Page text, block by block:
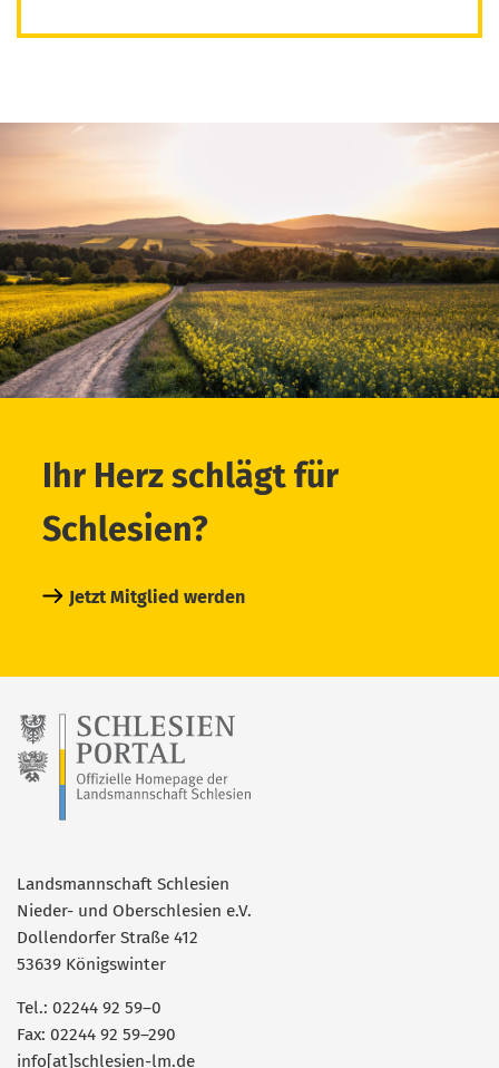
Ihr Herz schlägt für
Schlesien?
Jetzt Mitglied werden
Landsmannschaft Schlesien
Nieder- und Oberschlesien e.V.
Dollendorfer Straße 412
53639 Königswinter
Tel.: 02244 92 59–0
Fax: 02244 92 59–290
info[at]schlesien-lm.de